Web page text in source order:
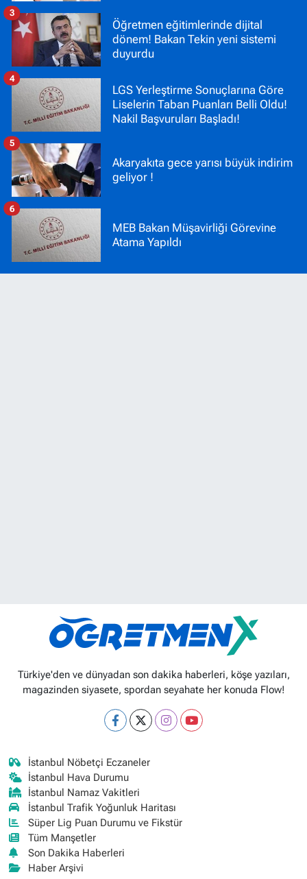
Öğretmen eğitimlerinde dijital
dönem! Bakan Tekin yeni sistemi
duyurdu
3
LGS Yerleştirme Sonuçlarına Göre
Liselerin Taban Puanları Belli Oldu!
Nakil Başvuruları Başladı!
4
Akaryakıta gece yarısı büyük indirim
geliyor !
5
MEB Bakan Müşavirliği Görevine
Atama Yapıldı
6
Türkiye'den ve dünyadan son dakika haberleri, köşe yazıları,
magazinden siyasete, spordan seyahate her konuda Flow!
İstanbul Nöbetçi Eczaneler
İstanbul Hava Durumu
İstanbul Namaz Vakitleri
İstanbul Trafik Yoğunluk Haritası
Süper Lig Puan Durumu ve Fikstür
Tüm Manşetler
Son Dakika Haberleri
Haber Arşivi